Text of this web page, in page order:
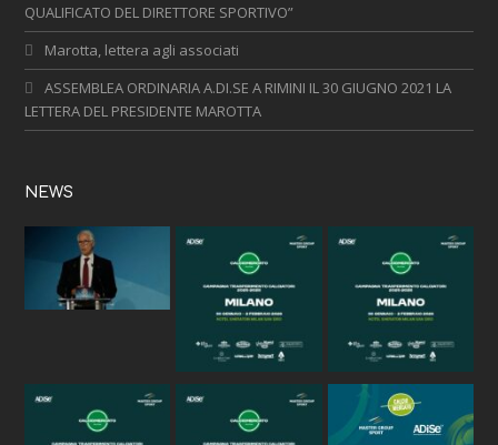
QUALIFICATO DEL DIRETTORE SPORTIVO”
Marotta, lettera agli associati
ASSEMBLEA ORDINARIA A.DI.SE A RIMINI IL 30 GIUGNO 2021 LA
LETTERA DEL PRESIDENTE MAROTTA
NEWS